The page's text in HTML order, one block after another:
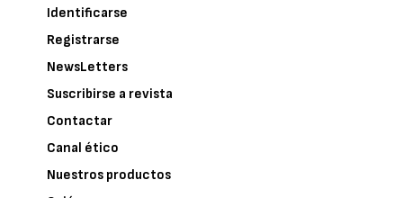
Identificarse
Registrarse
NewsLetters
Suscribirse a revista
Contactar
Canal ético
Nuestros productos